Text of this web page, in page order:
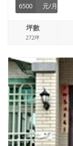
6500
元/月
坪數
272坪